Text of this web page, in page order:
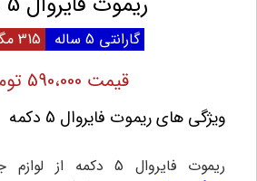
گارانتی 5 ساله
قیمت 590،000 تومان
ویژگی های ریموت فایروال 5 دکمه
ریموت فایروال 5 دکمه از لوازم جانبی این برند در